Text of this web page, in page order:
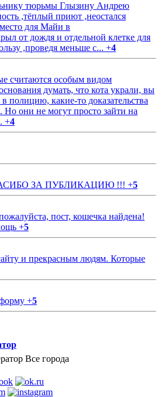
тюрьмы Глызину Андрею
,тёплый приют ,неостался
для Майи в
от дождя и отдельной клетке для
,проведя меньше с... +4
считаются особым видом
думать, что кота украли, вы
полицию, какие-то доказательства
они не могут просто зайти на
+4
ЗА ПУБЛИКАЦИЮ !!! +5
пост, кошечка найдена!
+5
и прекрасным людям. Которые
+5
Все города